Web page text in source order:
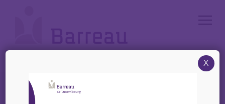
Accueil News
4 Juin 2024 – CJBL – Conférence « Le lanceur d’alerte et l’avocat » –
Bulletin n°28/2023-2024
X